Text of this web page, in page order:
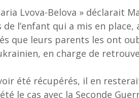
Lvova-Belova » déclarait
l’enfant qui a mis en place,
que leurs parents les ont
en charge de
été récupérés, il en
le cas avec la Seconde